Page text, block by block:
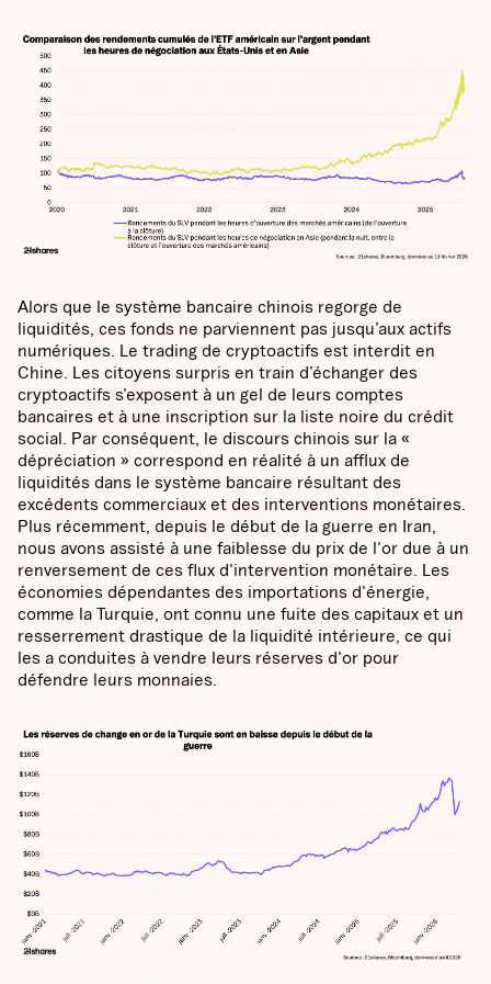
Alors que le système bancaire chinois regorge de
liquidités, ces fonds ne parviennent pas jusqu’aux actifs
numériques. Le trading de cryptoactifs est interdit en
Chine. Les citoyens surpris en train d’échanger des
cryptoactifs s’exposent à un gel de leurs comptes
bancaires et à une inscription sur la liste noire du crédit
social. Par conséquent, le discours chinois sur la «
dépréciation » correspond en réalité à un afflux de
liquidités dans le système bancaire résultant des
excédents commerciaux et des interventions monétaires.
Plus récemment, depuis le début de la guerre en Iran,
nous avons assisté à une faiblesse du prix de l'or due à un
renversement de ces flux d'intervention monétaire. Les
économies dépendantes des importations d'énergie,
comme la Turquie, ont connu une fuite des capitaux et un
resserrement drastique de la liquidité intérieure, ce qui
les a conduites à vendre leurs réserves d'or pour
défendre leurs monnaies.